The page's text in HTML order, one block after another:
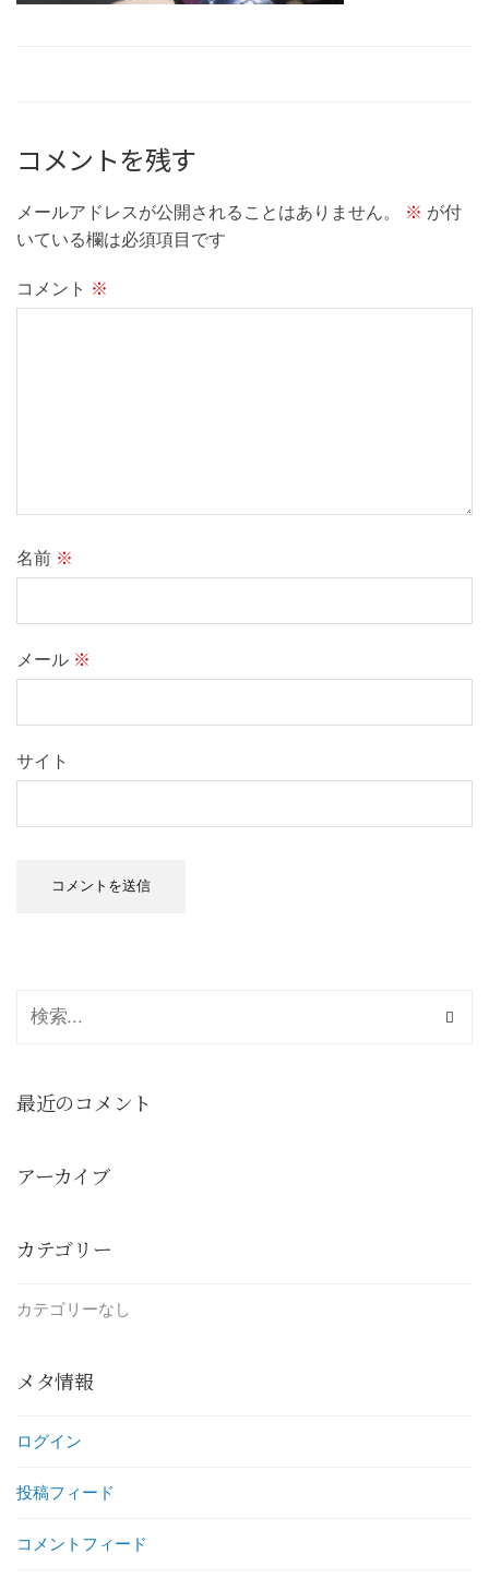
コメントを残す
メールアドレスが公開されることはありません。 ※ が付
いている欄は必須項目です
コメント ※
名前 ※
メール ※
サイト
最近のコメント
アーカイブ
カテゴリー
カテゴリーなし
メタ情報
ログイン
投稿フィード
コメントフィード